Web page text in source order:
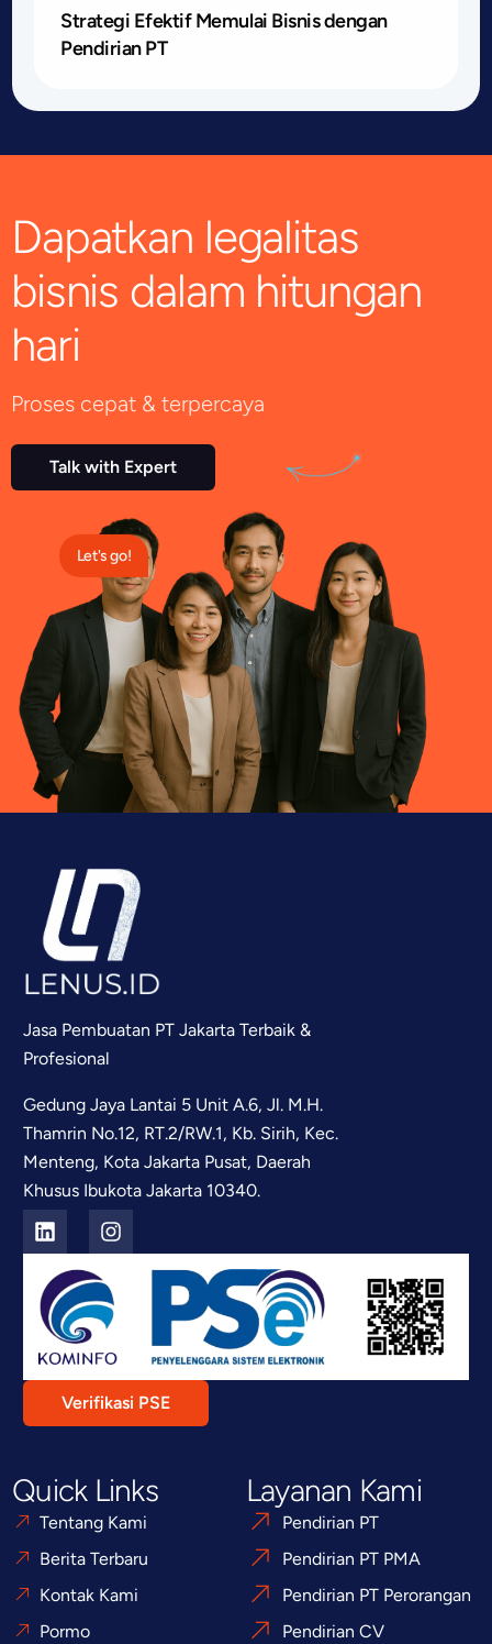
Strategi Efektif Memulai Bisnis dengan
Pendirian PT
Dapatkan legalitas
bisnis dalam hitungan
hari
Proses cepat & terpercaya
Talk with Expert
Let's go!
Jasa Pembuatan PT Jakarta Terbaik &
Profesional
Gedung Jaya Lantai 5 Unit A.6, Jl. M.H.
Thamrin No.12, RT.2/RW.1, Kb. Sirih, Kec.
Menteng, Kota Jakarta Pusat, Daerah
Khusus Ibukota Jakarta 10340.
Verifikasi PSE
Quick Links
Tentang Kami
Berita Terbaru
Kontak Kami
Pormo
Layanan Kami
Pendirian PT
Pendirian PT PMA
Pendirian PT Perorangan
Pendirian CV